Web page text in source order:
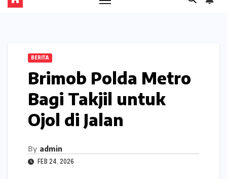
BERITA
Brimob Polda Metro
Bagi Takjil untuk
Ojol di Jalan
By admin
FEB 24, 2026